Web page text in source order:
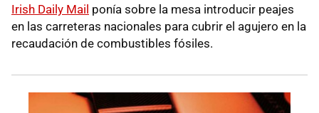
Irish Daily Mail ponía sobre la mesa introducir peajes
en las carreteras nacionales para cubrir el agujero en la
recaudación de combustibles fósiles.